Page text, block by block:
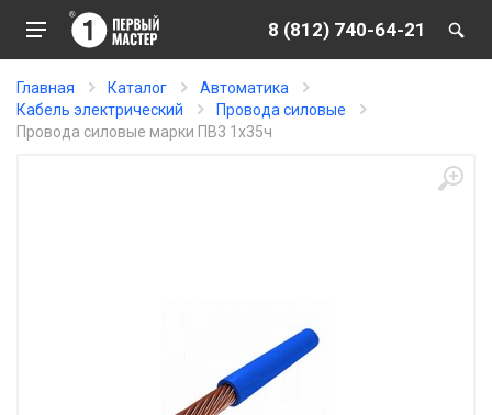
8 (812) 740-64-21
Главная Каталог
Автоматика
Кабель электрический
Провода силовые
Провода силовые марки ПВ3 1х35ч